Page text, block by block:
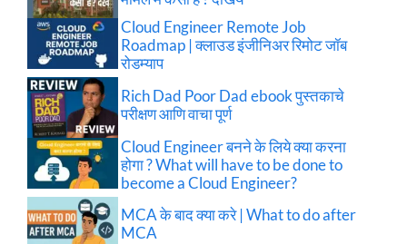
Cloud Engineer Remote Job
Roadmap | क्लाउड इंजीनिअर रिमोट जॉब
रोडम्याप
Rich Dad Poor Dad ebook पुस्तकाचे
परीक्षण आणि वाचा पूर्ण
Cloud Engineer बनने के लिये क्या करना
होगा ? What will have to be done to
become a Cloud Engineer?
MCA के बाद क्या करे | What to do after
MCA